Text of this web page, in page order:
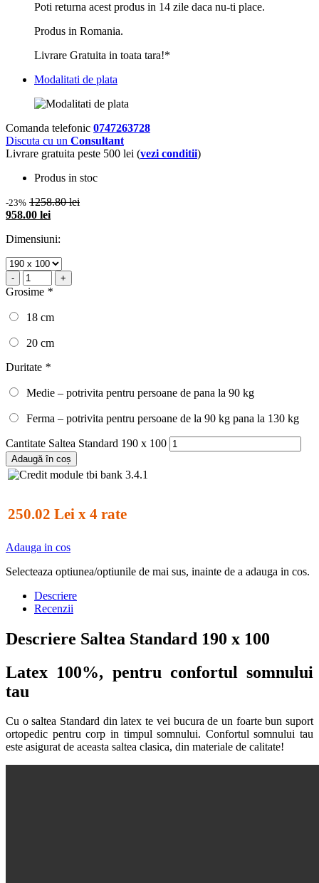
Poti returna acest produs in 14 zile daca nu-ti place.
Produs in Romania.
Livrare Gratuita in toata tara!*
Modalitati de plata
Comanda telefonic 0747263728
Discuta cu un Consultant
Livrare gratuita peste 500 lei (vezi conditii)
Produs in stoc
-23% 1258.80 lei
958.00 lei
Dimensiuni:
- +
Grosime *
18 cm
20 cm
Duritate *
Medie – potrivita pentru persoane de pana la 90 kg
Ferma – potrivita pentru persoane de la 90 kg pana la 130 kg
Cantitate Saltea Standard 190 x 100
Adaugă în coș
250.02 Lei x 4 rate
Adauga in cos
Selecteaza optiunea/optiunile de mai sus, inainte de a adauga in cos.
Descriere
Recenzii
Descriere Saltea Standard 190 x 100
Latex 100%, pentru confortul somnului
tau
Cu o saltea Standard din latex te vei bucura de un foarte bun suport
ortopedic pentru corp in timpul somnului. Confortul somnului tau
este asigurat de aceasta saltea clasica, din materiale de calitate!